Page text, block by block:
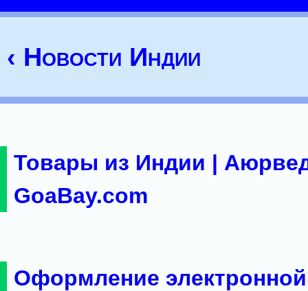
‹ Новости Индии
Товары из Индии |
GoaBay.com
Оформление электронной